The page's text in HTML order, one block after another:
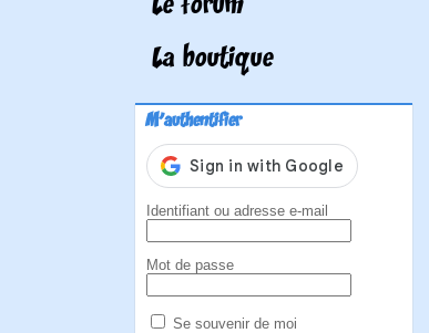
Le forum
La boutique
M'authentifier
Identifiant ou adresse e-mail
Mot de passe
Se souvenir de moi